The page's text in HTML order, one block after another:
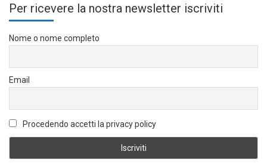
Per ricevere la nostra newsletter iscriviti
Nome o nome completo
Email
Procedendo accetti la privacy policy